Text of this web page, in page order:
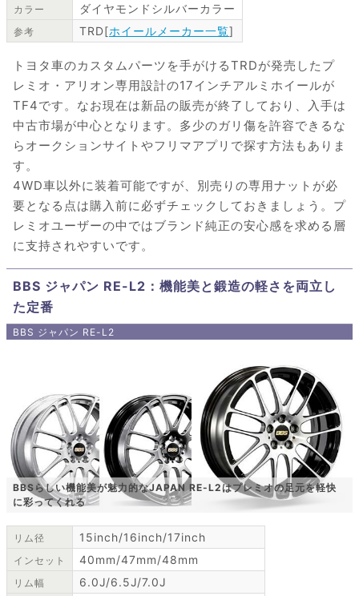
カラー ダイヤモンドシルバーカラー
参考 TRD[ホイールメーカー一覧]
トヨタ車のカスタムパーツを手がけるTRDが発売したプ
レミオ・アリオン専用設計の17インチアルミホイールが
TF4です。なお現在は新品の販売が終了しており、入手は
中古市場が中心となります。多少のガリ傷を許容できるな
らオークションサイトやフリマアプリで探す方法もありま
す。
4WD車以外に装着可能ですが、別売りの専用ナットが必
要となる点は購入前に必ずチェックしておきましょう。プ
レミオユーザーの中ではブランド純正の安心感を求める層
に支持されやすいです。
BBS ジャパン RE-L2：機能美と鍛造の軽さを両立し
た定番
BBS ジャパン RE-L2
BBSらしい機能美が魅力的なJAPAN RE-L2はプレミオの足元を軽快
に彩ってくれる
リム径 15inch/16inch/17inch
インセット 40mm/47mm/48mm
リム幅 6.0J/6.5J/7.0J